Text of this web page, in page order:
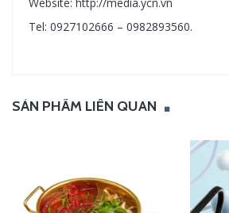
Tel: 0927102666 – 0982893560.
SẢN PHẨM LIÊN QUAN